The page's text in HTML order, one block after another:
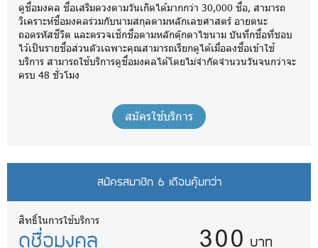
ดูชื่อมงคล ชื่อเสริมดวงตามวันเกิดได้มากกว่า 30,000 ชื่อ, สามารถ
วิเคราะห์ชื่อมงคลร่วมกับนามสกุลตามหลักเลขศาสตร์ อายตนะ
ถอดรหัสชีวิต และตรวจเช็กชื่อตามหลักตุ๊กตาไขนาม บันทึกชื่อที่ชอบ
ไว้เป็นรายชื่อส่วนตัวเฉพาะคุณสามารถเรียกดูได้เมื่อลงชื่อเข้าใช้
บริการ สามารถใช้บริการดูชื่อมงคลได้โดยไม่จำกัดจำนวนวันจนกว่าจะ
ครบ 48 ชั่วโมง
สมัครใช้บริการ
สมัครสมาชิก 6 เดือนคุ้มกว่า
สิทธิ์ในการใช้บริการ
ดูชื่อมงคล 300 บาท